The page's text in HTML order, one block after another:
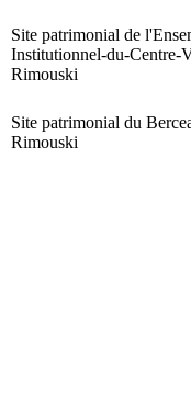
Site patrimonial de
Institutionnel-du-Centre-
Rimouski
Site patrimonial du
Rimouski